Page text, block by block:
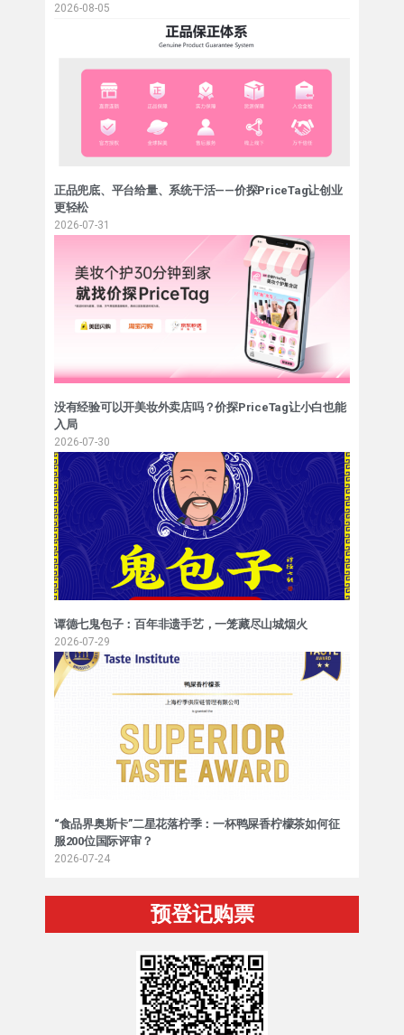
2026-08-05
正品兜底、平台给量、系统干活——价探PriceTag让创业
更轻松
2026-07-31
没有经验可以开美妆外卖店吗？价探PriceTag让小白也能
入局
2026-07-30
谭德七鬼包子：百年非遗手艺，一笼藏尽山城烟火
2026-07-29
“食品界奥斯卡”二星花落柠季：一杯鸭屎香柠檬茶如何征
服200位国际评审？
2026-07-24
预登记购票